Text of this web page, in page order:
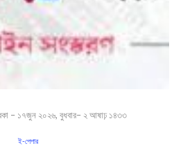
– ১৭জুন ২০২৬, বুধবার– ২ আষাঢ় ১৪৩৩
ই-পেপার